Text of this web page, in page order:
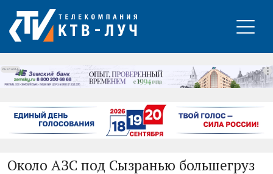
РЕКЛАМА
Около АЗС под Сызранью большегруз